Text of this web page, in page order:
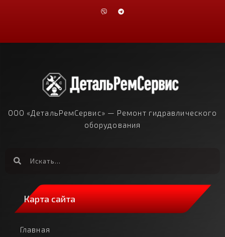
ООО «ДетальРемСервис» — Ремонт гидравлического
оборудования
Карта сайта
Главная